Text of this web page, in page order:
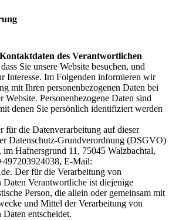
des Verantwortlichen
Sie unsere Website besuchen, und
Interesse. Im Folgenden informieren wir
mit Ihren personenbezogenen Daten bei
Website. Personenbezogene Daten sind
denen Sie persönlich identifiziert werden
für die Datenverarbeitung auf dieser
Datenschutz-Grundverordnung (DSGVO)
Hafnersgrund 11, 75045 Walzbachtal,
E-Mail:
Der für die Verarbeitung von
Daten Verantwortliche ist diejenige
Person, die allein oder gemeinsam mit
und Mittel der Verarbeitung von
Daten entscheidet.